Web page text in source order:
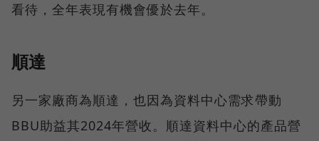
看待，全年表現有機會優於去年。
順達
另一家廠商為順達，也因為資料中心需求帶動
BBU助益其2024年營收。順達資料中心的產品營